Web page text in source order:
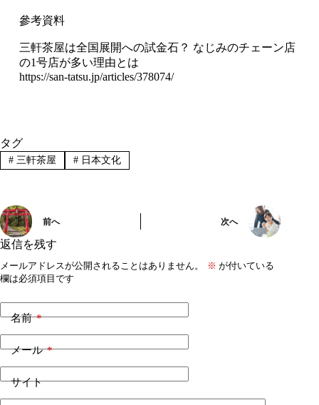
參考資料
三軒茶屋は全国展開への試金石？ なじみのチェーン店
の1号店が多い理由とは
https://san-tatsu.jp/articles/378074/
タグ
#三軒茶屋 #日本文化
前へ 次へ
返信を残す
メールアドレスが公開されることはありません。 ※ が付いている
欄は必須項目です
名前*
メール*
サイト